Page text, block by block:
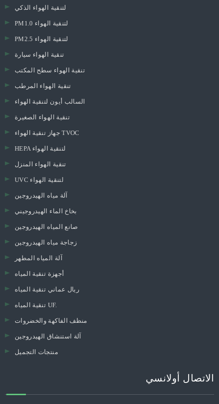
لتنقية الهواء الذكي
PM1.0 لتنقية الهواء
PM2.5 لتنقية الهواء
تنقية الهواء سيارة
تنقية الهواء سطح المكتب
تنقية الهواء المرطب
السالب أيون لتنقية الهواء
تنقية الهواء الصغيرة
جهاز تنقية الهواء TVOC
HEPA لتنقية الهواء
تنقية الهواء المنزل
UVC لتنقية الهواء
آلة مياه الهيدروجين
بخاخ الماء الهيدروجيني
صانع المياه الهيدروجين
زجاجة مياه الهيدروجين
آلة المياه المطهر
أجهزة تنقية المياه
ريال عماني تنقية المياه
تنقية المياه UF.
منظف ​​الفاكهة والخضروات
آلة استنشاق الهيدروجين
منتجات التجميل
الاتصال أولانسي